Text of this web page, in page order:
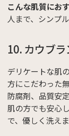
こんな肌質にお
人まで、シンプ
10. カウブ
デリケートな肌
方にこだわった
防腐剤、品質安
肌の方でも安心
で、優しく洗えま